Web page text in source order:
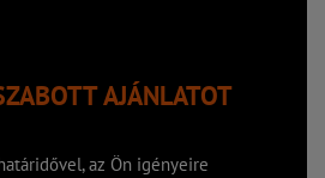
AJÁNLATOT
az Ön igényeire